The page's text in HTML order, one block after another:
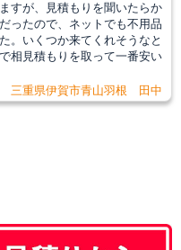
すが、見積もりを聞いたらか
ったので、ネットでも不用品
。いくつか来てくれそうなと
相見積もりを取って一番安い
三重県伊賀市青山羽根 田中